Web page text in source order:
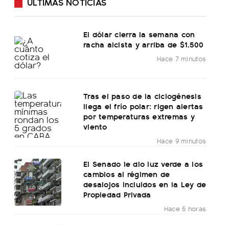
El dólar cierra la semana con
racha alcista y arriba de $1.500
Hace 7 minutos
Tras el paso de la ciclogénesis
llega el frío polar: rigen alertas
por temperaturas extremas y
viento
Hace 9 minutos
El Senado le dio luz verde a los
cambios al régimen de
desalojos incluidos en la Ley de
Propiedad Privada
Hace 5 horas